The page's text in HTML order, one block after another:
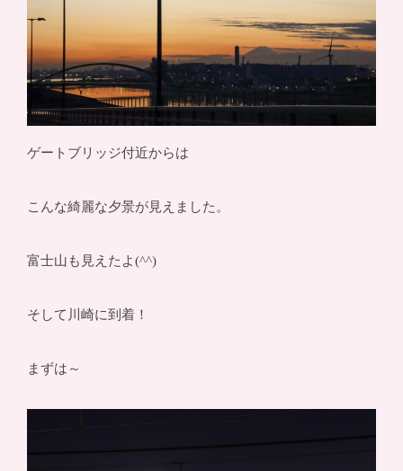
ゲートブリッジ付近からは
こんな綺麗な夕景が見えました。
富士山も見えたよ(^^)
そして川崎に到着！
まずは～